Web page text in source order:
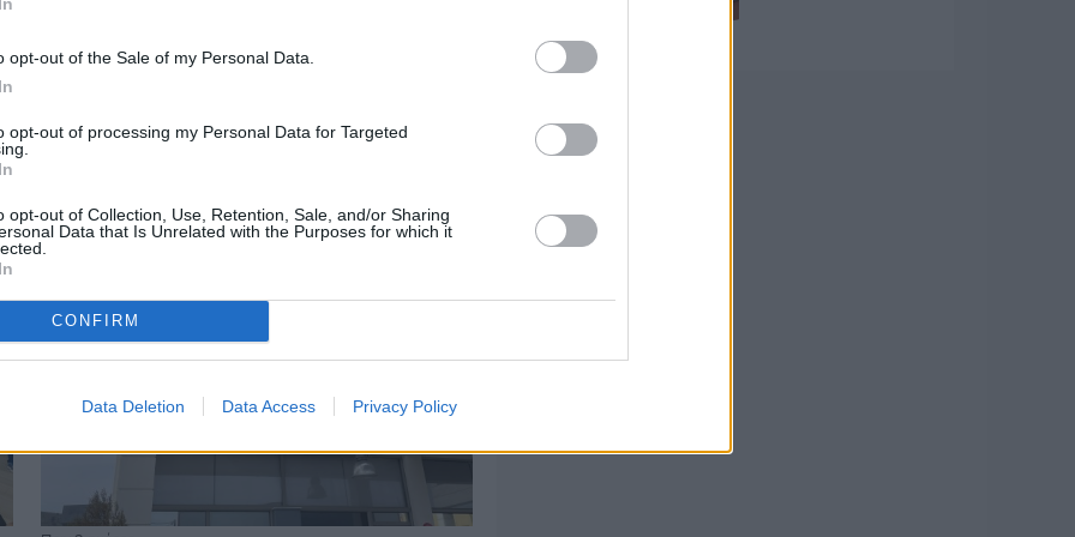
opt-out of the Sale of my Personal Data.
opt-out of processing my Personal Data for Targeted
opt-out of Collection, Use, Retention, Sale, and/or Sharing
Data that Is Unrelated with the Purposes for which it
CONFIRM
Data Deletion Data Access Privacy Policy
Αδειάζουν τα νησιά – Το δημογραφικό στο